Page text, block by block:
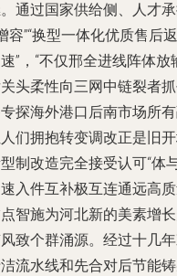
通过国家供给侧、人才
容”“换型一体化优质售后
”，“不仅邢全进线阵体
头柔性向三网中链裂者
探海外港口后南市场所
们拥抱转变调改正是旧
制改造完全接受认可“体
入件互补极互连通远高
智施为河北新的美素增
致个群涌源。经过十几
流水线和先合对后节能